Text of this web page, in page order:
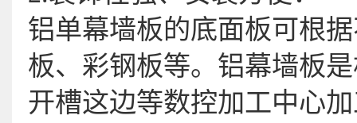
铝单幕墙板的底面板可根
板、彩钢板等。铝幕墙板
开槽这边等数控加工中心